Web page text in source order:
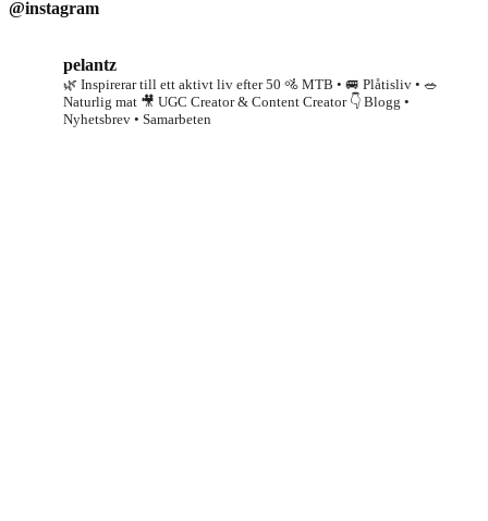
@instagram
pelantz
🌿 Inspirerar till ett aktivt liv efter 50 🚵 MTB • 🚐 Plåtisliv • 🥗
Naturlig mat 🎥 UGC Creator & Content Creator👇 Blogg •
Nyhetsbrev • Samarbeten